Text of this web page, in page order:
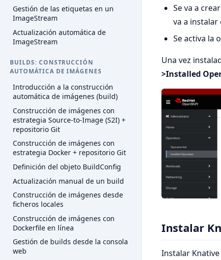
Gestión de las etiquetas en un
ImageStream
Actualización automática de
ImageStream
BUILDS: CONSTRUCCIÓN
AUTOMÁTICA DE IMÁGENES
Introducción a la construcción
automática de imágenes (build)
Construcción de imágenes con
estrategia Source-to-Image (S2I) +
repositorio Git
Construcción de imágenes con
estrategia Docker + repositorio Git
Definición del objeto BuildConfig
Actualización manual de un build
Construcción de imágenes desde
ficheros locales
Construcción de imágenes con
Dockerfile en línea
Gestión de builds desde la consola
web
Se va a
va a instalar
Se activa la
Una vez
>Installed
Instalar
Instalar